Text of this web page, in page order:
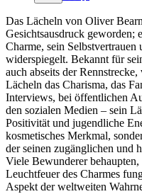
Das Lächeln von Oliver
Gesichtsausdruck geworden;
Charme, sein Selbstvertrauen
widerspiegelt. Bekannt für
auch abseits der
Lächeln das Charisma, das
Interviews, bei öffentlichen
den sozialen Medien – sein
Positivität und jugendliche
kosmetisches Merkmal,
der seinen zugänglichen und
Viele Bewunderer
Leuchtfeuer des Charmes
Aspekt der weltweiten